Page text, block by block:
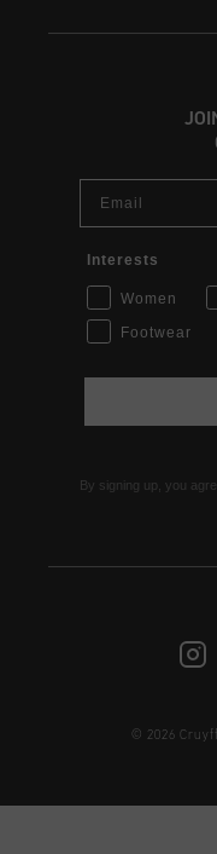
FR | € EUR
Interests
Women
Footwear
By signing up, you
© 2026